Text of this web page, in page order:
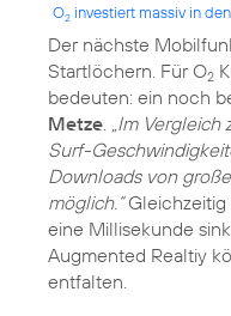
O2 investiert massiv in
Der nächste
Startlöchern. Für O2
bedeuten: ein noch
Metze
„Im
Surf-
Downloads von
möglich.“Gleichzeitig
eine Millisekunde
Augmented Realtiy
entfalten.